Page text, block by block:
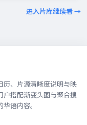
进入片库继续看 →
历、片源清晰度说明与映
搭配渐变头图与聚合搜
语内容。